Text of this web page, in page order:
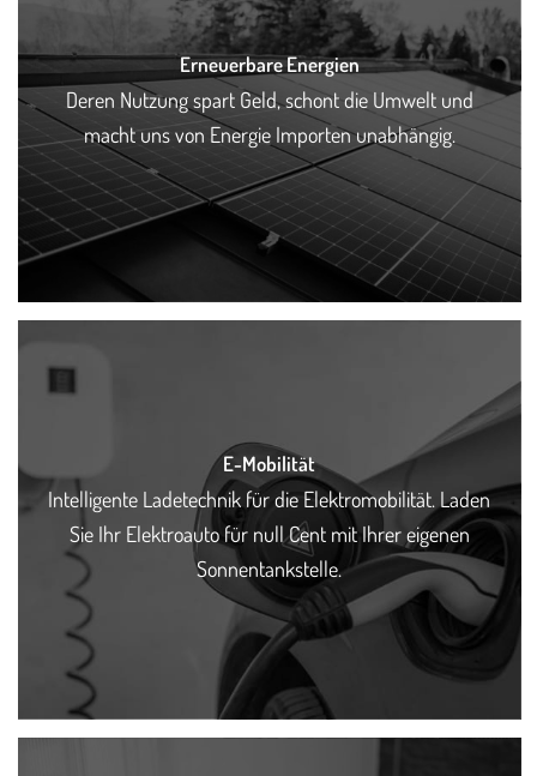
Erneuerbare Energien
Deren Nutzung spart Geld, schont die Umwelt und
macht uns von Energie Importen unabhängig.
E-Mobilität
Intelligente Ladetechnik für die Elektromobilität. Laden
Sie Ihr Elektroauto für null Cent mit Ihrer eigenen
Sonnentankstelle.